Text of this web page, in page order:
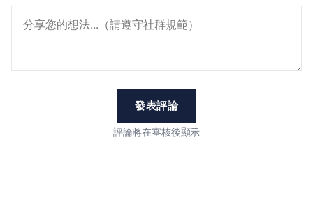
發表評論
評論將在審核後顯示